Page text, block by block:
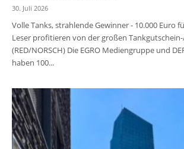
30. Juli 2026
Volle Tanks, strahlende Gewinner - 10.000 Euro
Leser profitieren von der großen Tankgutschein-
(RED/NORSCH) Die EGRO Mediengruppe und
haben 100...